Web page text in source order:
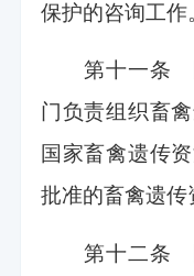
保护的咨询工作
第十一条 国
门负责组织畜
国家畜禽遗传
批准的畜禽遗传
第十二条 国